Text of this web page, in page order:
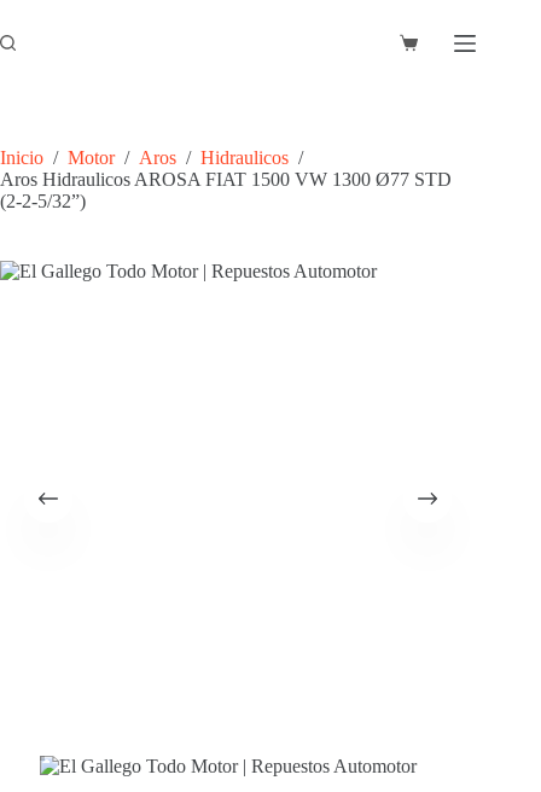
al
contenido
Carro
Inicio / Motor / Aros / Hidraulicos /
Aros Hidraulicos AROSA FIAT 1500 VW 1300 Ø77 STD
(2-2-5/32”)